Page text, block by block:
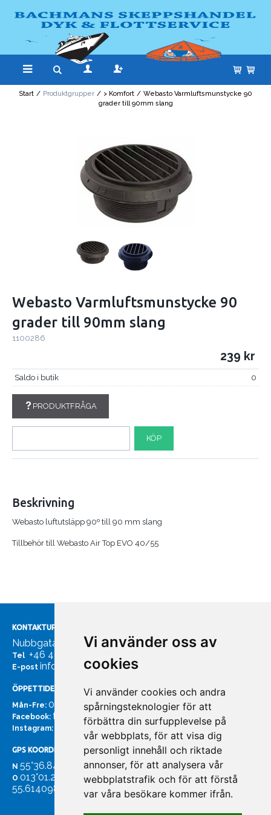
Vi använder oss av
cookies
Vi använder cookies och andra
spårningsteknologier för att
förbättra din surfupplevelse på
vår webbplats, för att visa dig
personligt innehåll och riktade
annonser, för att analysera vår
webbplatstrafik och för att förstå
var våra besökare kommer ifrån.
Start / Produktgrupper / > Komfort / Webasto Varmluftsmunstycke 90
grader till 90mm slang
Webasto Varmluftsmunstycke 90
grader till 90mm slang
1100286
239
Saldo i butik 0
PRODUKTFRÅGA
KÖP
Beskrivning
Webasto luftutsläpp 90º till 90 mm slang
Tillbehör till Webasto Air Top EVO 40/55
KONTAKTUPPGIFTER
Nubbgatan 7, 211 24 Malmö
Tel +46 40185561
E-post info@bachmans.se
ÖPPETTIDER
Mån-Fre: 07:00 - 16:00
Facebook: facebook.com/bachmans.se
Instagram: instagram.com/bachmans.se
GPS KOORDINATER
N 55°36.847
O 013°01.255'
55.614098. 13.020931'